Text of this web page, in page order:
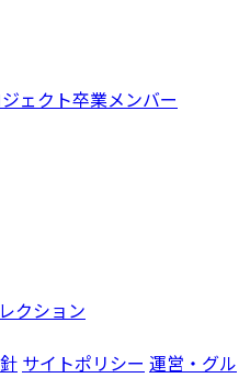
ェクト卒業メンバー
クション
サイトポリシー 運営・グル